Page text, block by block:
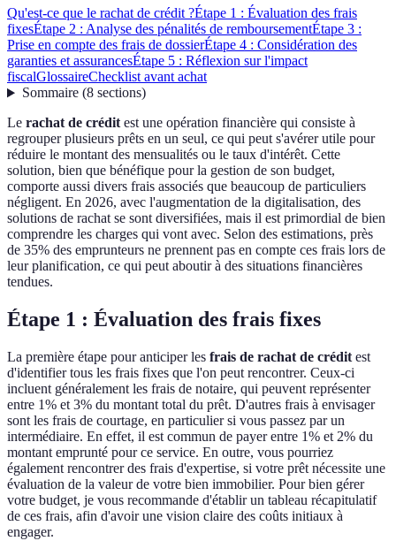
Qu'est-ce que le rachat de crédit ?Étape 1 : Évaluation des frais
fixesÉtape 2 : Analyse des pénalités de remboursementÉtape 3 :
Prise en compte des frais de dossierÉtape 4 : Considération des
garanties et assurancesÉtape 5 : Réflexion sur l'impact
fiscalGlossaireChecklist avant achat
Sommaire(8 sections)
Le rachat de créditest une opération financière qui consiste à
regrouper plusieurs prêts en un seul, ce qui peut s'avérer utile pour
réduire le montant des mensualités ou le taux d'intérêt. Cette
solution, bien que bénéfique pour la gestion de son budget,
comporte aussi divers frais associés que beaucoup de particuliers
négligent. En 2026, avec l'augmentation de la digitalisation, des
solutions de rachat se sont diversifiées, mais il est primordial de bien
comprendre les charges qui vont avec. Selon des estimations, près
de 35% des emprunteurs ne prennent pas en compte ces frais lors de
leur planification, ce qui peut aboutir à des situations financières
tendues.
Étape 1 : Évaluation des frais fixes
La première étape pour anticiper les frais de rachat de crédit est
d'identifier tous les frais fixes que l'on peut rencontrer. Ceux-ci
incluent généralement les frais de notaire, qui peuvent représenter
entre 1% et 3% du montant total du prêt. D'autres frais à envisager
sont les frais de courtage, en particulier si vous passez par un
intermédiaire. En effet, il est commun de payer entre 1% et 2% du
montant emprunté pour ce service. En outre, vous pourriez
également rencontrer des frais d'expertise, si votre prêt nécessite une
évaluation de la valeur de votre bien immobilier. Pour bien gérer
votre budget, je vous recommande d'établir un tableau récapitulatif
de ces frais, afin d'avoir une vision claire des coûts initiaux à
engager.